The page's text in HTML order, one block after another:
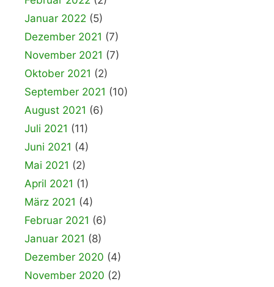
Januar 2022 (5)
Dezember 2021 (7)
November 2021 (7)
Oktober 2021 (2)
September 2021 (10)
August 2021 (6)
Juli 2021 (11)
Juni 2021 (4)
Mai 2021 (2)
April 2021 (1)
März 2021 (4)
Februar 2021 (6)
Januar 2021 (8)
Dezember 2020 (4)
November 2020 (2)